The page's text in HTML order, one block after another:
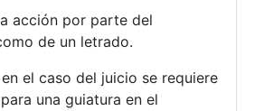
acción por parte del
de un letrado.
el caso del juicio se requiere
una guiatura en el